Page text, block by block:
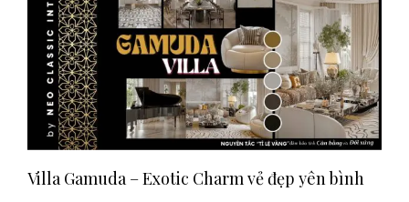
Villa Gamuda – Exotic Charm vẻ đẹp yên bình